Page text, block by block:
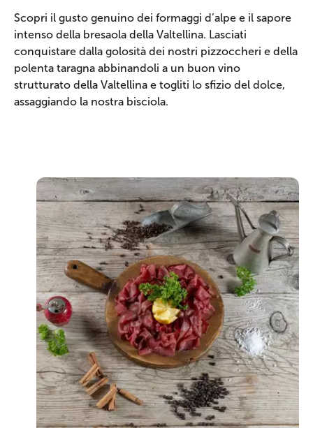
Scopri il gusto genuino dei formaggi d’alpe e il sapore
intenso della bresaola della Valtellina. Lasciati
conquistare dalla golosità dei nostri pizzoccheri e della
polenta taragna abbinandoli a un buon vino
strutturato della Valtellina e togliti lo sfizio del dolce,
assaggiando la nostra bisciola.